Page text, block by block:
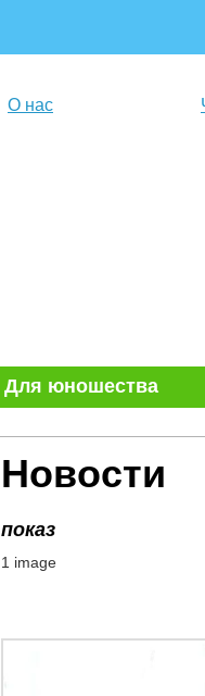
О нас
Для юношества
Новости
показ
1 image